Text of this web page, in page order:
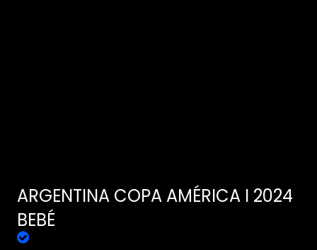
ARGENTINA COPA AMÉRICA I 2024
BEBÉ